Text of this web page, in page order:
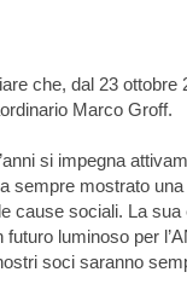
che, dal 23 ottobre
Marco Groff.
si impegna
sempre mostrato
cause sociali. La sua
luminoso per
soci saranno